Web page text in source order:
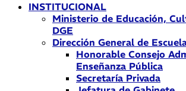
INSTITUCIONAL
Ministerio de Educación,
DGE
Dirección General de
Honorable Consejo
Enseñanza Pública
Secretaría Privada